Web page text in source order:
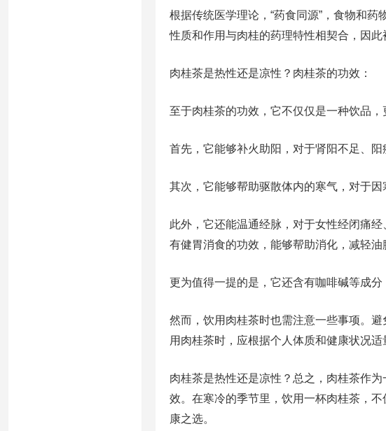
根据传统医学理论，“药食同源”，食物和
性质和作用与肉桂的药理特性相契合，因此
肉桂茶是热性还是凉性？肉桂茶的功效：
至于肉桂茶的功效，它不仅仅是一种饮品，
首先，它能够补火助阳，对于肾阳不足、阳
其次，它能够帮助驱散体内的寒气，对于
此外，它还能温通经脉，对于女性经闭痛
有健胃消食的功效，能够帮助消化，减轻油
更为值得一提的是，它还含有咖啡碱等成
然而，饮用肉桂茶时也需注意一些事项。
用肉桂茶时，应根据个人体质和健康状况
肉桂茶是热性还是凉性？总之，肉桂茶作
效。在寒冷的季节里，饮用一杯肉桂茶，
康之选。